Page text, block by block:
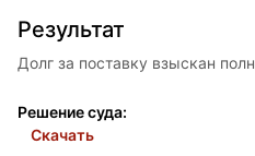
Результат
Долг за поставку взыскан
Решение суда:
Скачать